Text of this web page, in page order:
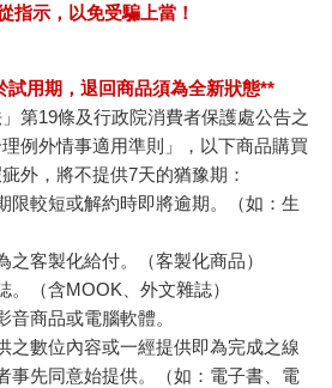
指示，以免受騙上當！
試用期，退回商品須為全新狀態**
第19條及行政院消費者保護處公告之
理例外情事適用準則」，以下商品購買
外，將不提供7天的猶豫期：
限較短或解約時即將逾期。（如：生
之客製化給付。（客製化商品）
。（含MOOK、外文雜誌）
音商品或電腦軟體。
之數位內容或一經提供即為完成之線
事先同意始提供。（如：電子書、電